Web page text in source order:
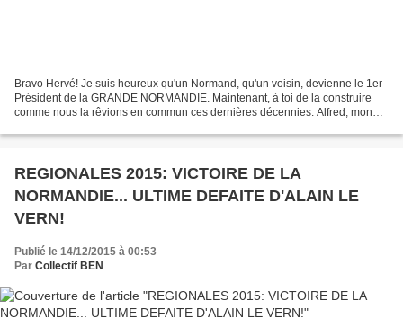
Bravo Hervé! Je suis heureux qu'un Normand, qu'un voisin, devienne le 1er
Président de la GRANDE NORMANDIE. Maintenant, à toi de la construire
comme nous la rêvions en commun ces dernières décennies. Alfred, mon
REGIONALES 2015: VICTOIRE DE LA
NORMANDIE... ULTIME DEFAITE D'ALAIN LE
VERN!
Publié le 14/12/2015 à 00:53
Par Collectif BEN